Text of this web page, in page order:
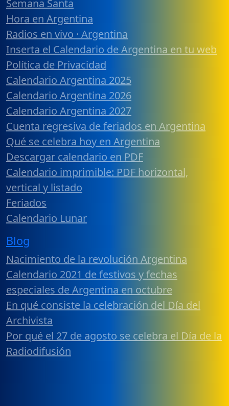
Semana Santa
Hora en Argentina
Radios en vivo · Argentina
Inserta el Calendario de Argentina en tu web
Política de Privacidad
Calendario Argentina 2025
Calendario Argentina 2026
Calendario Argentina 2027
Cuenta regresiva de feriados en Argentina
Qué se celebra hoy en Argentina
Descargar calendario en PDF
Calendario imprimible: PDF horizontal,
vertical y listado
Feriados
Calendario Lunar
Blog
Nacimiento de la revolución Argentina
Calendario 2021 de festivos y fechas
especiales de Argentina en octubre
En qué consiste la celebración del Día del
Archivista
Por qué el 27 de agosto se celebra el Día de la
Radiodifusión